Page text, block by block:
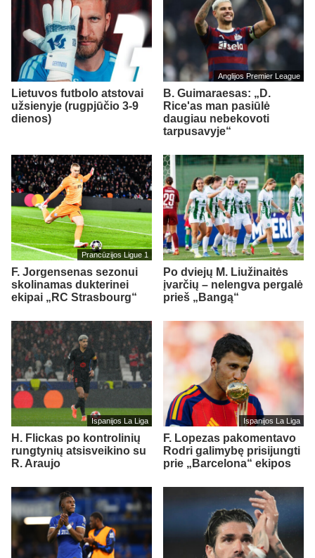
Lietuvos futbolo atstovai
užsienyje (rugpjūčio 3-9
dienos)
Anglijos Premier League
B. Guimaraesas: „D.
Rice'as man pasiūlė
daugiau nebekovoti
tarpusavyje“
Prancūzijos Ligue 1
F. Jorgensenas sezonui
skolinamas dukterinei
ekipai „RC Strasbourg“
Po dviejų M. Liužinaitės
įvarčių – nelengva pergalė
prieš „Bangą“
Ispanijos La Liga
H. Flickas po kontrolinių
rungtynių atsisveikino su
R. Araujo
Ispanijos La Liga
F. Lopezas pakomentavo
Rodri galimybę prisijungti
prie „Barcelona“ ekipos